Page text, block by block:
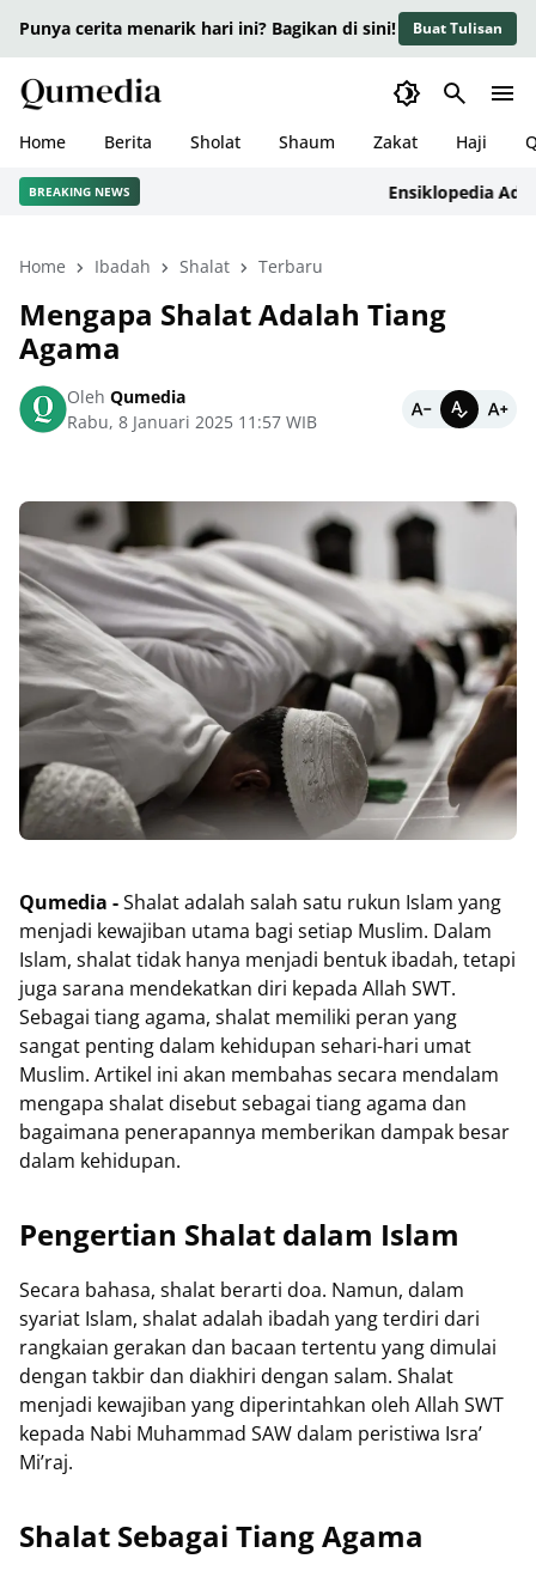
Punya cerita menarik hari ini? Bagikan di sini! Buat Tulisan
Home Berita Sholat Shaum Zakat Haji
BREAKING NEWS Ensiklopedia Adab
Home Ibadah Shalat Terbaru
Mengapa Shalat Adalah Tiang
Agama
Oleh Qumedia
Rabu, 8 Januari 2025 11:57 WIB
Qumedia -Shalat adalah salah satu rukun Islam yang
menjadi kewajiban utama bagi setiap Muslim. Dalam
Islam, shalat tidak hanya menjadi bentuk ibadah, tetapi
juga sarana mendekatkan diri kepada Allah SWT.
Sebagai tiang agama, shalat memiliki peran yang
sangat penting dalam kehidupan sehari-hari umat
Muslim. Artikel ini akan membahas secara mendalam
mengapa shalat disebut sebagai tiang agama dan
bagaimana penerapannya memberikan dampak besar
dalam kehidupan.
Pengertian Shalat dalam Islam
Secara bahasa, shalat berarti doa. Namun, dalam
syariat Islam, shalat adalah ibadah yang terdiri dari
rangkaian gerakan dan bacaan tertentu yang dimulai
dengan takbir dan diakhiri dengan salam. Shalat
menjadi kewajiban yang diperintahkan oleh Allah SWT
kepada Nabi Muhammad SAW dalam peristiwa Isra’
Mi’raj.
Shalat Sebagai Tiang Agama